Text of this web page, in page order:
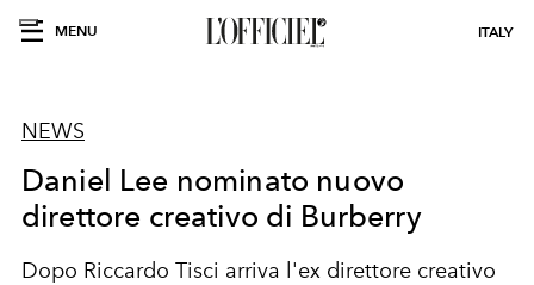
MENU ITALY
NEWS
Daniel Lee nominato nuovo
direttore creativo di Burberry
Dopo Riccardo Tisci arriva l'ex direttore creativo